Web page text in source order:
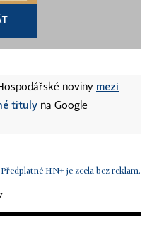
noviny mezi
tituly na Google
Předplatné HN+ je zcela bez reklam.